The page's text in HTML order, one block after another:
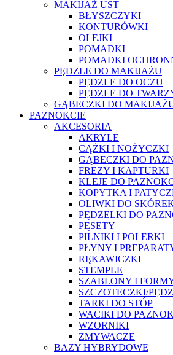
MAKIJAŻ UST
BŁYSZCZYKI
KONTURÓWKI
OLEJKI
POMADKI
POMADKI
PĘDZLE DO MAKIJAŻU
PĘDZLE DO OCZU
PĘDZLE DO
GĄBECZKI DO
PAZNOKCIE
AKCESORIA
AKRYLE
CĄŻKI I NOŻYCZKI
GĄBECZKI DO
FREZY I KAPTURKI
KLEJE DO
KOPYTKA I
OLIWKI DO
PĘDZELKI DO
PĘSETY
PILNIKI I POLERKI
PŁYNY I
RĘKAWICZKI
STEMPLE
SZABLONY I
SZCZOTECZKI/
TARKI DO STÓP
WACIKI DO
WZORNIKI
ZMYWACZE
BAZY HYBRYDOWE